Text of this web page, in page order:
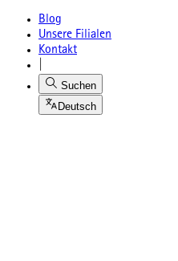
Blog
Unsere Filialen
Kontakt
Suchen
Deutsch